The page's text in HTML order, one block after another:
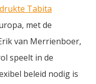
Tabita
met de
van Merrienboer,
speelt in de
beleid nodig is